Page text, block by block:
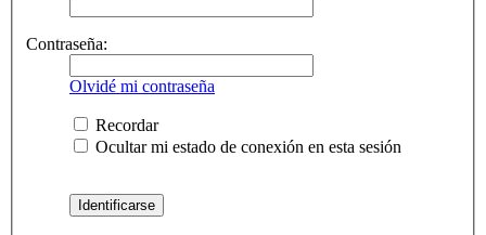
Contraseña:
Olvidé mi contraseña
Recordar
Ocultar mi estado de conexión en esta sesión